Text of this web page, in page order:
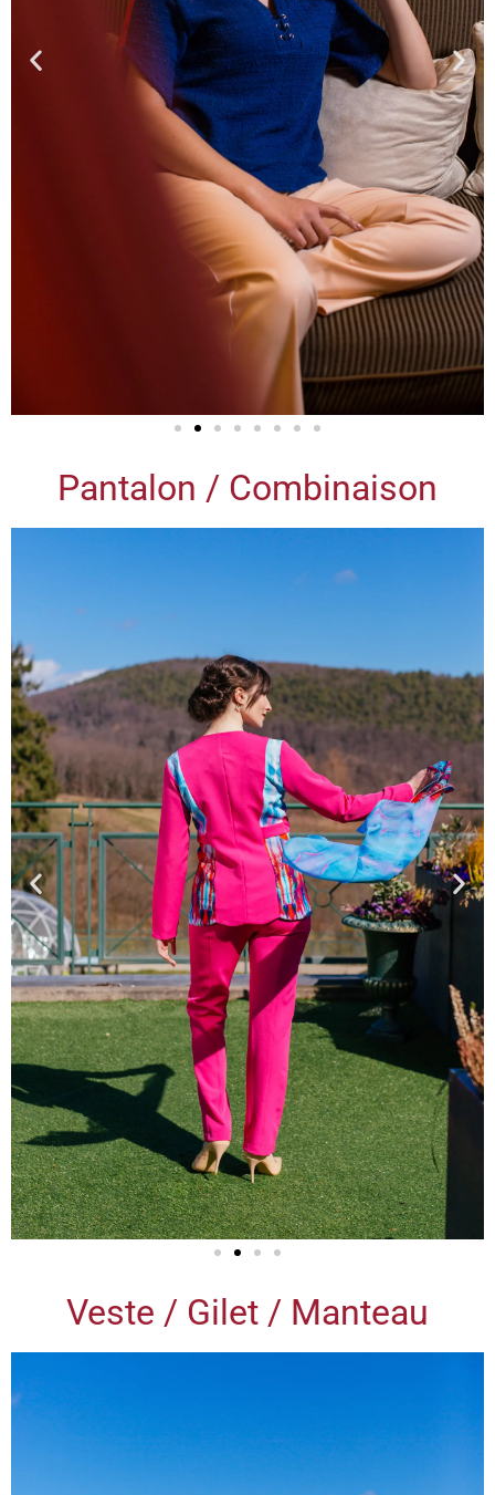
Pantalon / Combinaison
Veste / Gilet / Manteau